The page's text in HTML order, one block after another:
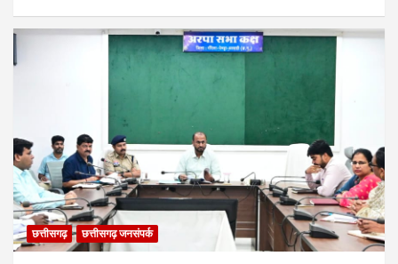
छत्तीसगढ़ छत्तीसगढ़ जनसंपर्क